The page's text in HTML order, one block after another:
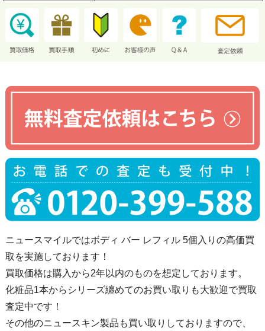
シリーズ名
洗浄料／パック
規格
サイズ115g×5個
アイテム番号
3110354
ニュースマイルではボディ バー レフィル 5個入りの高価買
取を実施しております！
買取価格は購入から2年以内のものを想定しております。
化粧品1本からシリーズ纏めてのお買い取りも大歓迎で買取
査定中です！
その他のニュースキン製品も買い取りしておりますので、